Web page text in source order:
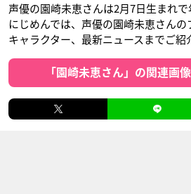
声優の園崎未恵さんは2月7日生まれで
にじめんでは、声優の園崎未恵さん
キャラクター、最新ニュースまでご紹
「園崎未恵さん」の関連画